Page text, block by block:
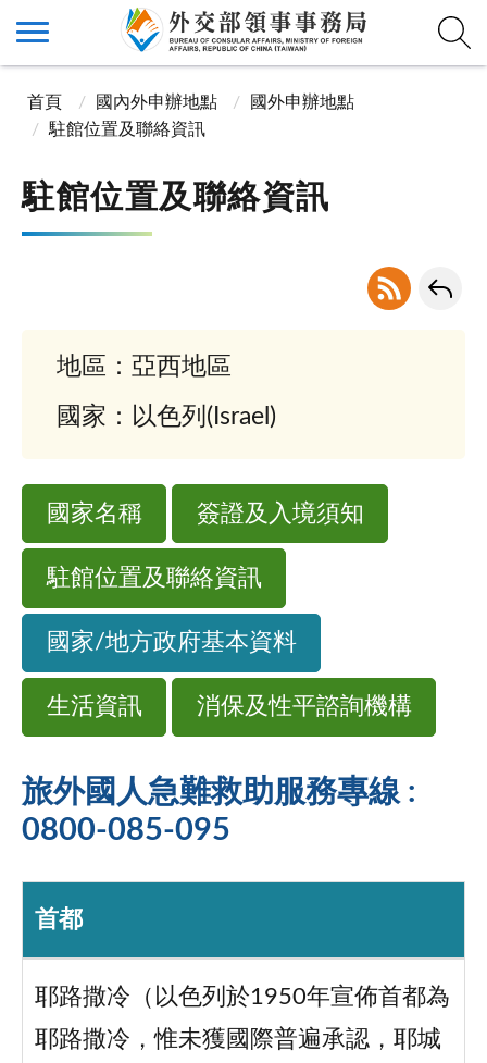
首頁 國內外申辦地點
國外申辦地點
駐館位置及聯絡資訊
駐館位置及聯絡資訊
地區：亞西地區
國家：以色列(Israel)
國家名稱 簽證及入境須知
駐館位置及聯絡資訊
國家/地方政府基本資料
生活資訊 消保及性平諮詢機構
旅外國人急難救助服務專線 :
0800-085-095
首都
耶路撒冷（以色列於1950年宣佈首都為
耶路撒冷，惟未獲國際普遍承認，耶城